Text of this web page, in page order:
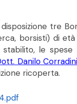
tre
borsisti) di
le
Danilo
ricoperta.